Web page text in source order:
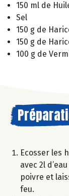
150 ml de
Sel
150 g de
150 g de
100 g de
Ecosser les
avec 2l
poivre et
feu.